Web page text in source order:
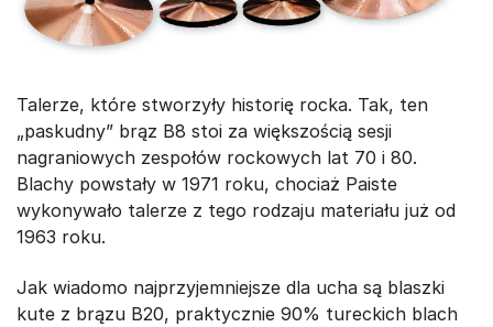
Talerze, które stworzyły historię rocka. Tak, ten
„paskudny” brąz B8 stoi za większością sesji
nagraniowych zespołów rockowych lat 70 i 80.
Blachy powstały w 1971 roku, chociaż Paiste
wykonywało talerze z tego rodzaju materiału już od
1963 roku.
Jak wiadomo najprzyjemniejsze dla ucha są blaszki
kute z brązu B20, praktycznie 90% tureckich blach